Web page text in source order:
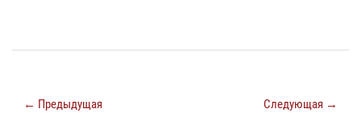
← Предыдущая Следующая →